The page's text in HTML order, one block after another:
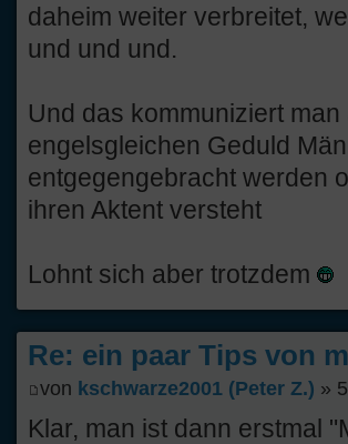
daheim weiter verbreitet,
und und und.
Und das kommuniziert
engelsgleichen Geduld
entgegengebracht werden
ihren Aktent versteht
Lohnt sich aber trotzdem
Re: ein paar Tips von
von kschwarze2001 (Peter Z.) »
Klar, man ist dann erstmal